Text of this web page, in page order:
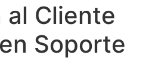
Cliente
Soporte